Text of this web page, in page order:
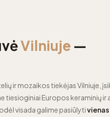
Vilniuje —
ir mozaikos tiekėjas Vilniuje,
tiesioginiai Europos keraminių
visada galime pasiūlyti